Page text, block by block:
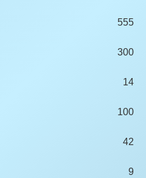
555
300
14
100
42
9